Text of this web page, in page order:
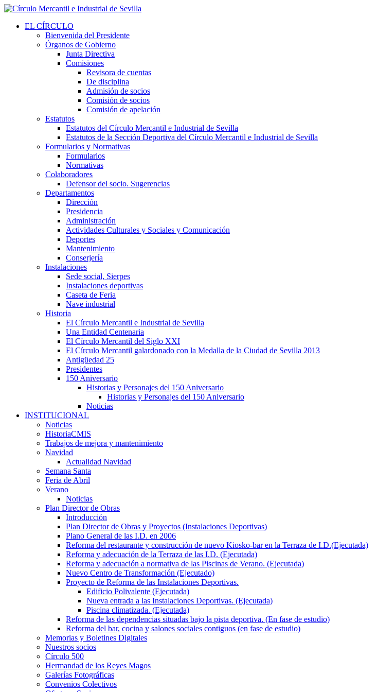
EL CÍRCULO
Bienvenida del Presidente
Órganos de Gobierno
Junta Directiva
Comisiones
Revisora de cuentas
De disciplina
Admisión de socios
Comisión de socios
Comisión de apelación
Estatutos
Estatutos del Círculo Mercantil e Industrial de Sevilla
Estatutos de la Sección Deportiva del Círculo Mercantil e Industrial de Sevilla
Formularios y Normativas
Formularios
Normativas
Colaboradores
Defensor del socio. Sugerencias
Departamentos
Dirección
Presidencia
Administración
Actividades Culturales y Sociales y Comunicación
Deportes
Mantenimiento
Conserjería
Instalaciones
Sede social, Sierpes
Instalaciones deportivas
Caseta de Feria
Nave industrial
Historia
El Círculo Mercantil e Industrial de Sevilla
Una Entidad Centenaria
El Círculo Mercantil del Siglo XXI
El Círculo Mercantil galardonado con la Medalla de la Ciudad de Sevilla 2013
Antigüedad 25
Presidentes
150 Aniversario
Historias y Personajes del 150 Aniversario
Historias y Personajes del 150 Aniversario
Noticias
INSTITUCIONAL
Noticias
HistoriaCMIS
Trabajos de mejora y mantenimiento
Navidad
Actualidad Navidad
Semana Santa
Feria de Abril
Verano
Noticias
Plan Director de Obras
Introducción
Plan Director de Obras y Proyectos (Instalaciones Deportivas)
Plano General de las I.D. en 2006
Reforma del restaurante y construcción de nuevo Kiosko-bar en la Terraza de I.D.(Ejecutada)
Reforma y adecuación de la Terraza de las I.D. (Ejecutada)
Reforma y adecuación a normativa de las Piscinas de Verano. (Ejecutada)
Nuevo Centro de Transformación (Ejecutado)
Proyecto de Reforma de las Instalaciones Deportivas.
Edificio Polivalente (Ejecutada)
Nueva entrada a las Instalaciones Deportivas. (Ejecutada)
Piscina climatizada. (Ejecutada)
Reforma de las dependencias situadas bajo la pista deportiva. (En fase de estudio)
Reforma del bar, cocina y salones sociales contiguos (en fase de estudio)
Memorias y Boletines Digitales
Nuestros socios
Círculo 500
Hermandad de los Reyes Magos
Galerías Fotográficas
Convenios Colectivos